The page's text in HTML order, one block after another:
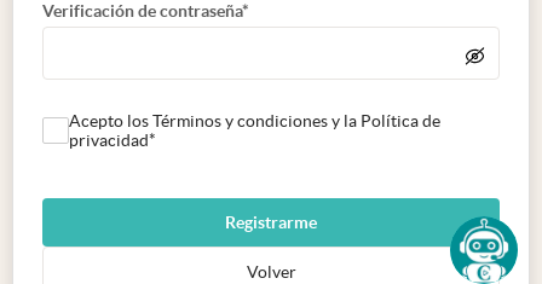
Verificación de contraseña*
Acepto los Términos y condiciones y la Política de
privacidad*
Registrarme
Volver